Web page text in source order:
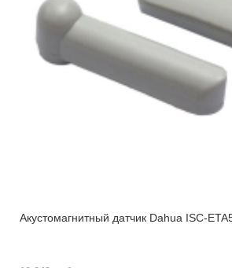
Акустомагнитный датчик Dahua ISC-